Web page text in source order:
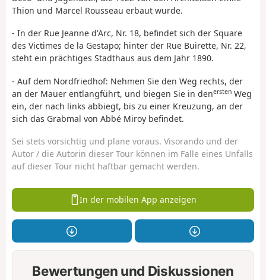
Thion und Marcel Rousseau erbaut wurde.
- In der Rue Jeanne d'Arc, Nr. 18, befindet sich der Square
des Victimes de la Gestapo; hinter der Rue Buirette, Nr. 22,
steht ein prächtiges Stadthaus aus dem Jahr 1890.
- Auf dem Nordfriedhof: Nehmen Sie den Weg rechts, der
an der Mauer entlangführt, und biegen Sie in denersten Weg
ein, der nach links abbiegt, bis zu einer Kreuzung, an der
sich das Grabmal von Abbé Miroy befindet.
Sei stets vorsichtig und plane voraus. Visorando und der
Autor / die Autorin dieser Tour können im Falle eines Unfalls
auf dieser Tour nicht haftbar gemacht werden.
In der mobilen App anzeigen
Bewertungen und Diskussionen